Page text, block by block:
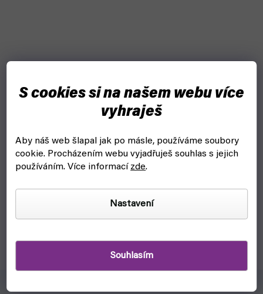
S cookies si na našem webu více
vyhraješ
Aby náš web šlapal jak po másle, používáme soubory
cookie. Procházením webu vyjadřuješ souhlas s jejich
používáním. Více informacízde.
Nastavení
Souhlasím
EN
skladem, ihned k odeslání
699 Kč
Arkham Horror RPG: Hungering Abyss - Starter Set je ideální